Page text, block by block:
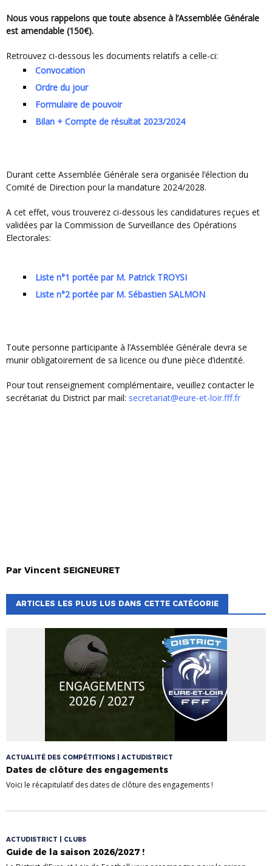
Nous vous rappelons que toute absence à l’Assemblée Générale
est amendable (150€).
Retrouvez ci-dessous les documents relatifs a celle-ci:
Convocation
Ordre du jour
Formulaire de pouvoir
Bilan + Compte de résultat 2023/2024
Durant cette Assemblée Générale sera organisée l’élection du
Comité de Direction pour la mandature 2024/2028.
A cet effet, vous trouverez ci-dessous les candidatures reçues et
validées par la Commission de Surveillance des Opérations
Electorales:
Liste n°1 portée par M. Patrick TROYSI
Liste n°2 portée par M. Sébastien SALMON
Toute personne participante à l’Assemblée Générale devra se
munir obligatoirement de sa licence ou d’une pièce d’identité.
Pour tout renseignement complémentaire, veuillez contacter le
secrétariat du District par mail: secretariat@eure-et-loir.fff.fr
Par Vincent SEIGNEURET
ARTICLES LES PLUS LUS DANS CETTE CATÉGORIE
ACTUALITÉ DES COMPÉTITIONS | ACTUDISTRICT
Dates de clôture des engagements
Voici le récapitulatif des dates de clôture des engagements !
ACTUDISTRICT | CLUBS
Guide de la saison 2026/2027 !